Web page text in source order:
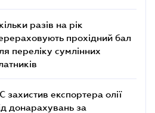
разів на рік
прохідний бал
переліку сумлінних
захистив експортера олії
донарахувань за